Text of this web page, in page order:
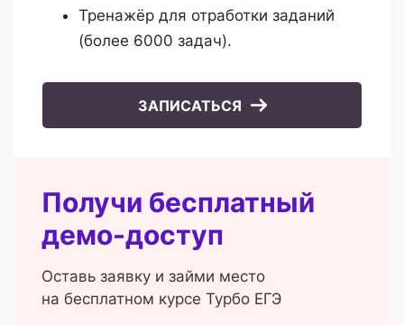
Тренажёр для отработки заданий
(более 6000 задач).
ЗАПИСАТЬСЯ
Получи бесплатный
демо-доступ
Оставь заявку и займи место
на бесплатном курсе Турбо ЕГЭ